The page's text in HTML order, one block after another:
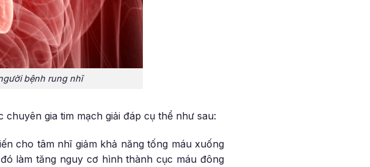
bệnh rung nhĩ
chuyên gia tim mạch giải đáp cụ thể như sau:
cho tâm nhĩ giảm khả năng tống máu xuống
làm tăng nguy cơ hình thành cục máu đông